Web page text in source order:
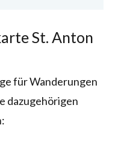
St. Anton
für Wanderungen
dazugehörigen